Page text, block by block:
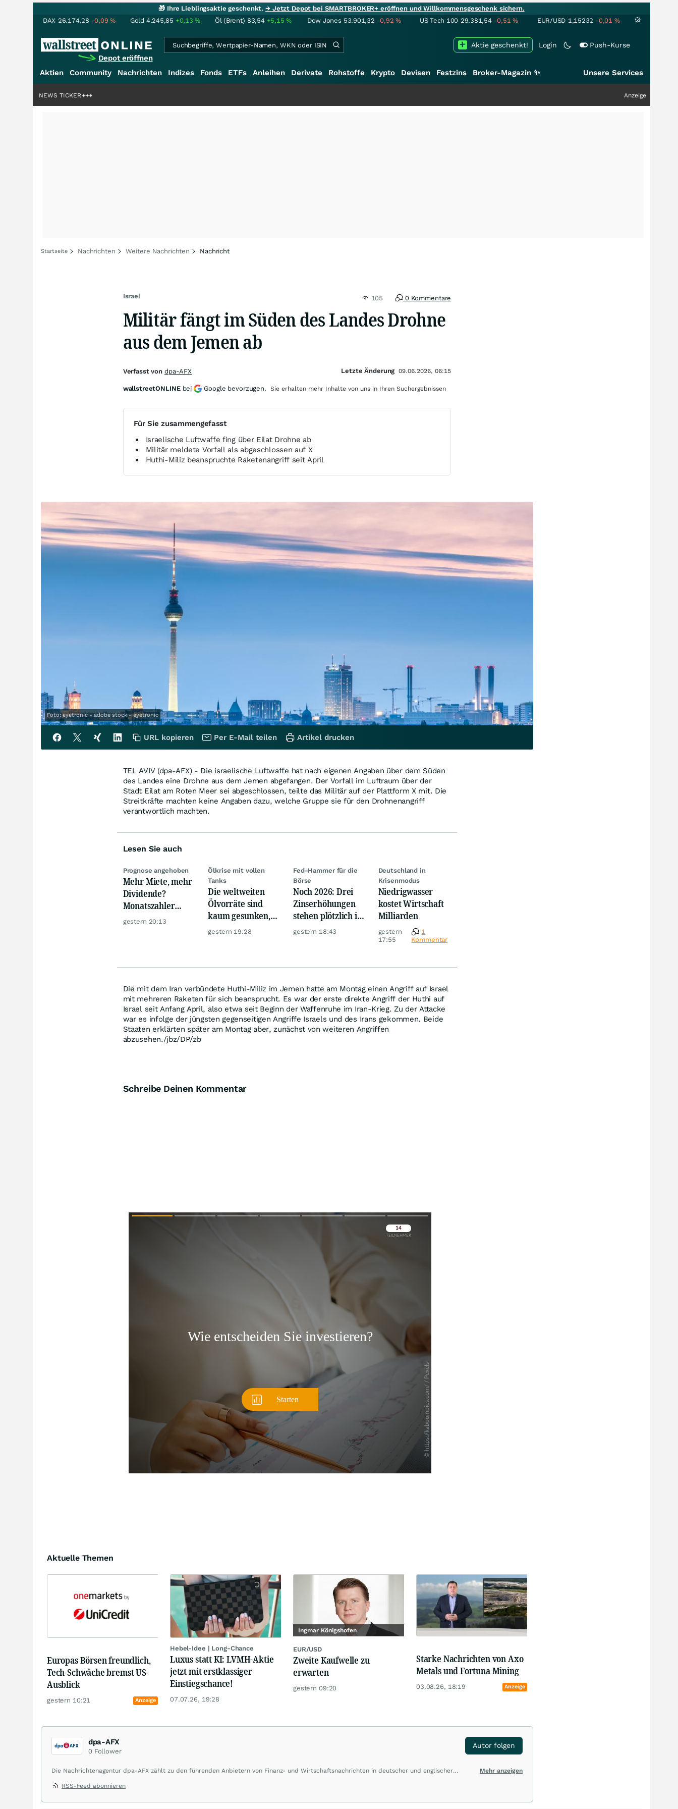
🎁 Ihre Lieblingsaktie geschenkt.→ Jetzt Depot bei SMARTBROKER+ eröffnen und Willkommensgeschenk sichern.
DAX 26.174,28 -0,09% Gold 4.245,85 +0,13% Öl (Brent) 83,54 +5,15% Dow Jones 53.901,32 -0,92% US Tech 100 29.381,54 -0,51% EUR/USD 1,15232 -0,01 %
Depot eröffnen
Login Push-Kurse
Aktie geschenkt!
Aktien Community Nachrichten Indizes Fonds ETFs Anleihen Derivate Rohstoffe Krypto Devisen Festzins Broker-Magazin ✨ Unsere Services
+++ Anzeige
NEWS TICKER
Startseite Nachrichten Weitere Nachrichten Nachricht
Israel 105 0 Kommentare
Militär fängt im Süden des Landes Drohne
aus dem Jemen ab
Für Sie zusammengefasst
Israelische Luftwaffe fing über Eilat Drohne ab
Militär meldete Vorfall als abgeschlossen auf X
Huthi-Miliz beanspruchte Raketenangriff seit April
Foto: eyetronic - adobe stock - eyetronic
TEL AVIV (dpa-AFX) - Die israelische Luftwaffe hat nach eigenen Angaben über dem Süden
des Landes eine Drohne aus dem Jemen abgefangen. Der Vorfall im Luftraum über der
Stadt Eilat am Roten Meer sei abgeschlossen, teilte das Militär auf der Plattform X mit. Die
Streitkräfte machten keine Angaben dazu, welche Gruppe sie für den Drohnenangriff
verantwortlich machten.
Lesen Sie auch
Prognose angehoben
Mehr Miete, mehr
Dividende?
Monatszahler
Realty Income
gestern 20:13
Ölkrise mit vollen
Tanks
Die weltweiten
Ölvorräte sind
kaum gesunken,
trotz Krise
gestern 19:28
Fed-Hammer für die
Börse
Noch 2026: Drei
Zinserhöhungen
stehen plötzlich im
Raum
gestern 18:43
Deutschland in
Krisenmodus
Niedrigwasser
kostet Wirtschaft
Milliarden
gestern
17:55
1
Kommentar
Die mit dem Iran verbündete Huthi-Miliz im Jemen hatte am Montag einen Angriff auf Israel
mit mehreren Raketen für sich beansprucht. Es war der erste direkte Angriff der Huthi auf
Israel seit Anfang April, also etwa seit Beginn der Waffenruhe im Iran-Krieg. Zu der Attacke
war es infolge der jüngsten gegenseitigen Angriffe Israels und des Irans gekommen. Beide
Staaten erklärten später am Montag aber, zunächst von weiteren Angriffen
abzusehen./jbz/DP/zb
Schreibe Deinen Kommentar
Überspringen
Aktuelle Themen
Europas Börsen freundlich,
Tech-Schwäche bremst US-
Ausblick
gestern 10:21 Anzeige
Hebel-Idee | Long-Chance
Luxus statt KI: LVMH-Aktie
jetzt mit erstklassiger
Einstiegschance!
07.07.26, 19:28
Ingmar Königshofen
EUR/USD
Zweite Kaufwelle zu
erwarten
gestern 09:20
Starke Nachrichten von Axo
Metals und Fortuna Mining
03.08.26, 18:19 Anzeige
dpa-AFX
0 Follower
Autor folgen
Mehr anzeigen
Die Nachrichtenagentur dpa-AFX zählt zu den führenden Anbietern von Finanz- und Wirtschaftsnachrichten in deutscher und englischer
Finanzstandorten der Welt.
RSS-Feed abonnieren
Verfasst von dpa-AFX Letzte Änderung 09.06.2026, 06:15
wallstreetONLINE bei Google bevorzugen. Sie erhalten mehr Inhalte von uns in Ihren Suchergebnissen
URL kopieren Per E-Mail teilen Artikel drucken